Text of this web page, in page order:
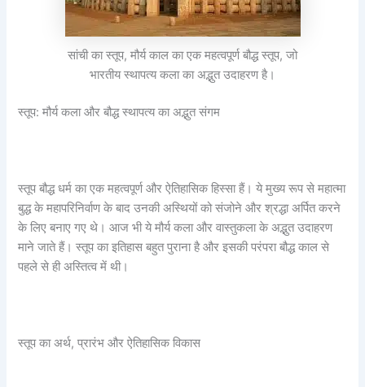
सांची का स्तूप, मौर्य काल का एक महत्वपूर्ण बौद्ध स्तूप, जो
भारतीय स्थापत्य कला का अद्भुत उदाहरण है।
स्तूप: मौर्य कला और बौद्ध स्थापत्य का अद्भुत संगम
स्तूप बौद्ध धर्म का एक महत्वपूर्ण और ऐतिहासिक हिस्सा हैं। ये मुख्य रूप से महात्मा
बुद्ध के महापरिनिर्वाण के बाद उनकी अस्थियों को संजोने और श्रद्धा अर्पित करने
के लिए बनाए गए थे। आज भी ये मौर्य कला और वास्तुकला के अद्भुत उदाहरण
माने जाते हैं। स्तूप का इतिहास बहुत पुराना है और इसकी परंपरा बौद्ध काल से
पहले से ही अस्तित्व में थी।
स्तूप का अर्थ, प्रारंभ और ऐतिहासिक विकास